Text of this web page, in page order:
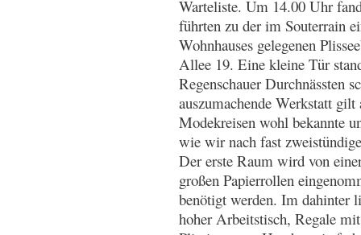
Warteliste. Um 14.00 Uhr
führten zu der im Souterrain
Wohnhauses gelegenen
Allee 19. Eine kleine Tür
Regenschauer Durchnässten
auszumachende Werkstatt
Modekreisen wohl bekannte
wie wir nach fast
Der erste Raum wird von
großen Papierrollen
benötigt werden. Im dahinter
hoher Arbeitstisch, Regale